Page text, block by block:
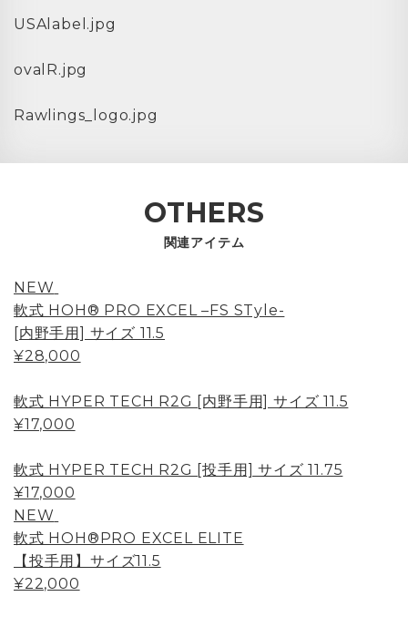
USAlabel.jpg
ovalR.jpg
Rawlings_logo.jpg
OTHERS
関連アイテム
NEW
軟式 HOH® PRO EXCEL –FS STyle-
[内野手用] サイズ 11.5
¥28,000
軟式 HYPER TECH R2G [内野手用] サイズ 11.5
¥17,000
軟式 HYPER TECH R2G [投手用] サイズ 11.75
¥17,000
NEW
軟式 HOH®PRO EXCEL ELITE
【投手用】サイズ11.5
¥22,000